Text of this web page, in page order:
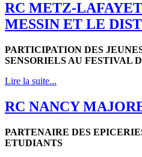
RC METZ-
MESSIN ET LE
PARTICIPATION DES
SENSORIELS AU FESTIVAL
Lire la suite...
RC NANCY
PARTENAIRE DES
ETUDIANTS